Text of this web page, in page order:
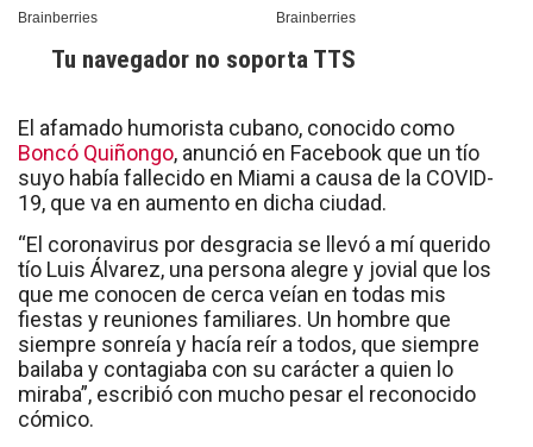
Tu navegador no soporta TTS
El afamado humorista cubano, conocido como
Boncó Quiñongo, anunció en Facebook que un tío
suyo había fallecido en Miami a causa de la COVID-
19, que va en aumento en dicha ciudad.
“El coronavirus por desgracia se llevó a mí querido
tío Luis Álvarez, una persona alegre y jovial que los
que me conocen de cerca veían en todas mis
fiestas y reuniones familiares. Un hombre que
siempre sonreía y hacía reír a todos, que siempre
bailaba y contagiaba con su carácter a quien lo
miraba”, escribió con mucho pesar el reconocido
cómico.